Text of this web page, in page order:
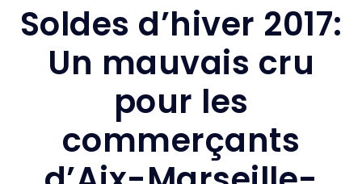
Soldes d’hiver 2017:
Un mauvais cru
pour les
commerçants